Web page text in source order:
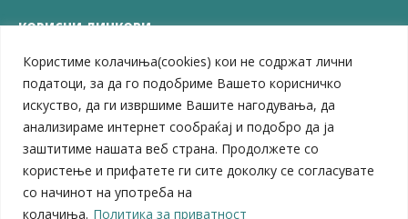
Користиме колачиња(cookies) кои не содржат лични
податоци, за да го подобриме Вашето корисничко
искуство, да ги извршиме Вашите нагодувања, да
анализираме интернет сообраќај и подобро да ја
заштитиме нашата веб страна. Продолжете со
користење и прифатете ги сите доколку се согласувате
со начинот на употреба на
колачиња. Политика за приватност
КОРИСНИ ЛИНКОВИ
ЗЕЛС – Заедница на единиците на локална самоуправа
Центар за развој на Вардарски плански регион
Јавно комунално претпријатие „Дервен“
ЈПССО „Парк – спорт и паркинзи“
ЛБ „Гоце Делчев“
ЛУ „Народен Музеј“
Влада на Република Северна Македонија
Собрание на Република Северна Македонија